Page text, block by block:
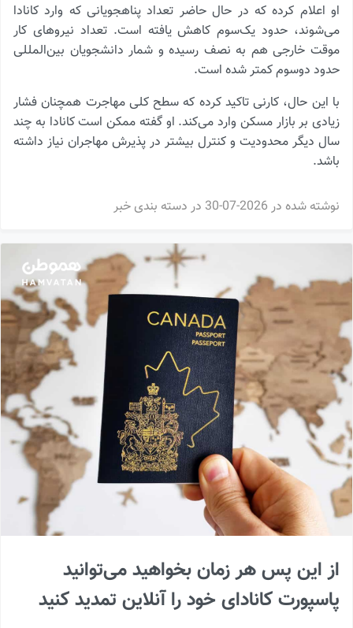
او اعلام کرده که در حال حاضر تعداد پناهجویانی که وارد کانادا
می‌شوند، حدود یک‌سوم کاهش یافته است. تعداد نیروهای کار
موقت خارجی هم به نصف رسیده و شمار دانشجویان بین‌المللی
حدود دوسوم کمتر شده است.
با این حال، کارنی تاکید کرده که سطح کلی مهاجرت همچنان فشار
زیادی بر بازار مسکن وارد می‌کند. او گفته ممکن است کانادا به چند
سال دیگر محدودیت و کنترل بیشتر در پذیرش مهاجران نیاز داشته
باشد.
نوشته شده در 2026-07-30 در دسته بندی خبر
از این پس هر زمان بخواهید می‌توانید
پاسپورت کانادای خود را آنلاین تمدید کنید